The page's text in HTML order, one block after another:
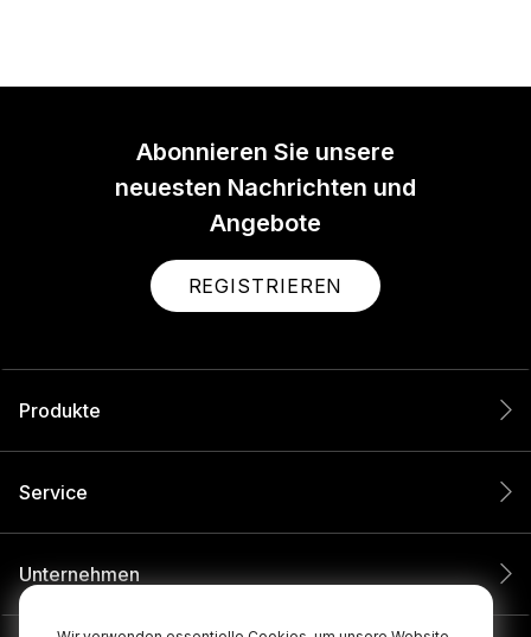
Abonnieren Sie unsere
neuesten Nachrichten und
Angebote
REGISTRIEREN
Produkte
Service
Unternehmen